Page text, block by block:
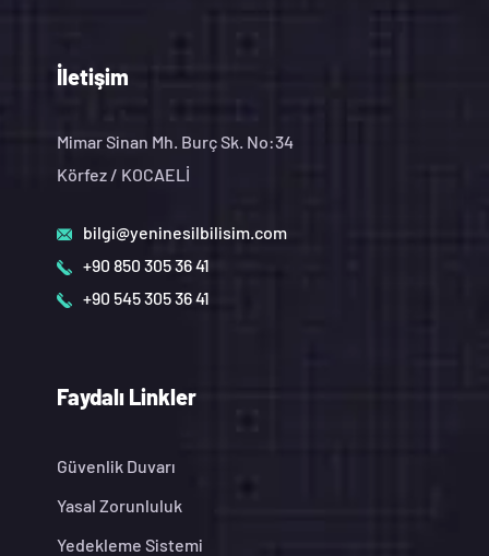
İletişim
Mimar Sinan Mh. Burç Sk. No:34
Körfez / KOCAELİ
bilgi@yeninesilbilisim.com
+90 850 305 36 41
+90 545 305 36 41
Faydalı Linkler
Güvenlik Duvarı
Yasal Zorunluluk
Yedekleme Sistemi